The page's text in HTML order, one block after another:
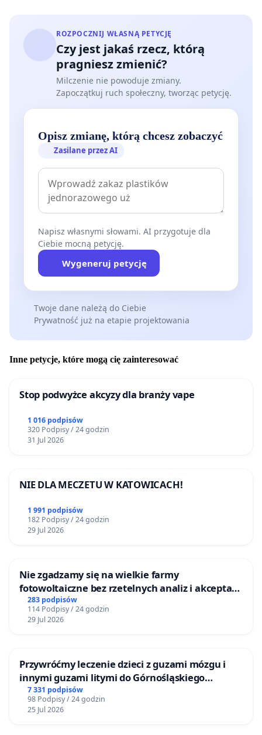
ROZPOCZNIJ WŁASNĄ PETYCJĘ
Czy jest jakaś rzecz, którą
pragniesz zmienić?
Milczenie nie powoduje zmiany.
Zapoczątkuj ruch społeczny, tworząc petycję.
Opisz zmianę, którą chcesz zobaczyć
Zasilane przez AI
Napisz własnymi słowami. AI przygotuje dla
Ciebie mocną petycję.
Wygeneruj petycję
Twoje dane należą do Ciebie
Prywatność już na etapie projektowania
Inne petycje, które mogą cię zainteresować
Stop podwyżce akcyzy dla branży vape
1 016 podpisów
320 Podpisy / 24 godzin
31 Jul 2026
NIE DLA MECZETU W KATOWICACH!
1 991 podpisów
182 Podpisy / 24 godzin
29 Jul 2026
Nie zgadzamy się na wielkie farmy
fotowoltaiczne bez rzetelnych analiz i akceptacji
mieszkańców
283 podpisów
114 Podpisy / 24 godzin
29 Jul 2026
Przywróćmy leczenie dzieci z guzami mózgu i
innymi guzami litymi do Górnośląskiego
Centrum Zdrowia Dziecka w Katowicach
7 331 podpisów
98 Podpisy / 24 godzin
25 Jul 2026